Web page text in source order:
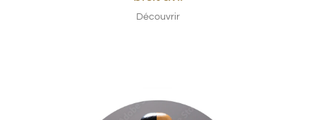
Découvrir